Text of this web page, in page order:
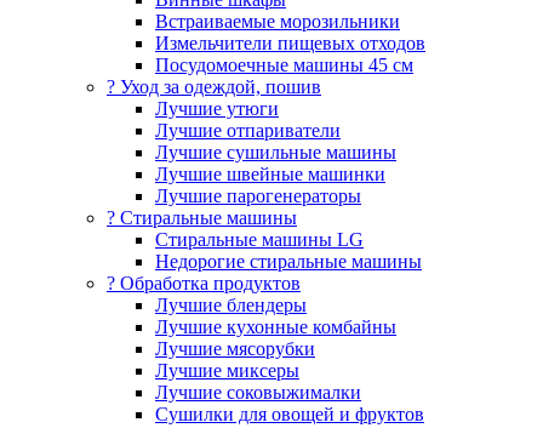
Встраиваемые морозильники
Измельчители пищевых отходов
Посудомоечные машины 45 см
? Уход за одеждой, пошив
Лучшие утюги
Лучшие отпариватели
Лучшие сушильные машины
Лучшие швейные машинки
Лучшие парогенераторы
? Стиральные машины
Стиральные машины LG
Недорогие стиральные машины
? Обработка продуктов
Лучшие блендеры
Лучшие кухонные комбайны
Лучшие мясорубки
Лучшие миксеры
Лучшие соковыжималки
Сушилки для овощей и фруктов